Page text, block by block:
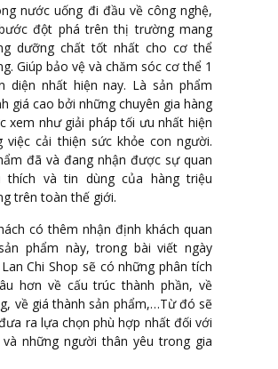
nước uống đi đầu về công nghệ,
đột phá trên thị trường mang
dưỡng chất tốt nhất cho cơ thể
Giúp bảo vệ và chăm sóc cơ thể 1
diện nhất hiện nay. Là sản phẩm
giá cao bởi những chuyên gia hàng
xem như giải pháp tối ưu nhất hiện
việc cải thiện sức khỏe con người.
đã và đang nhận được sự quan
thích và tin dùng của hàng triệu
trên toàn thế giới.
có thêm nhận định khách quan
phẩm này, trong bài viết ngày
Chi Shop sẽ có những phân tích
hơn về cấu trúc thành phần, về
về giá thành sản phẩm,…Từ đó sẽ
ra lựa chọn phù hợp nhất đối với
những người thân yêu trong gia